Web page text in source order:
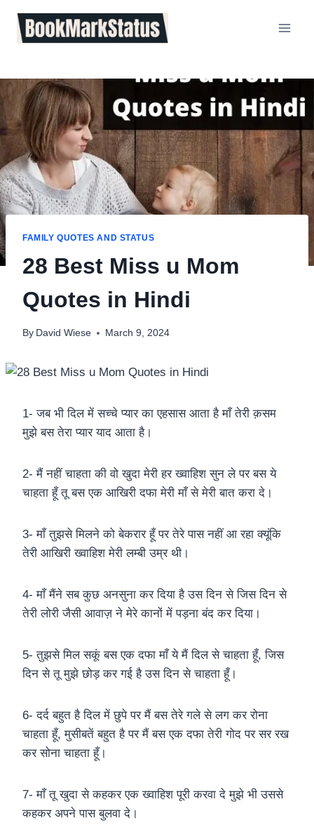
content
FAMILY QUOTES AND STATUS
28 Best Miss u Mom
Quotes in Hindi
By David Wiese March 9, 2024
1- जब भी दिल में सच्चे प्यार का एहसास आता है माँ तेरी क़सम
मुझे बस तेरा प्यार याद आता है।
2- मैं नहीं चाहता की वो खुदा मेरी हर ख्वाहिश सुन ले पर बस ये
चाहता हूँ तू बस एक आखिरी दफा मेरी माँ से मेरी बात करा दे।
3- माँ तुझसे मिलने को बेकरार हूँ पर तेरे पास नहीं आ रहा क्यूंकि
तेरी आखिरी ख्वाहिश मेरी लम्बी उम्र थी।
4- माँ मैंने सब कुछ अनसुना कर दिया है उस दिन से जिस दिन से
तेरी लोरी जैसी आवाज़ ने मेरे कानों में पड़ना बंद कर दिया।
5- तुझसे मिल सकूं बस एक दफा माँ ये मैं दिल से चाहता हूँ, जिस
दिन से तू मुझे छोड़ कर गई है उस दिन से चाहता हूँ।
6- दर्द बहुत है दिल में छुपे पर मैं बस तेरे गले से लग कर रोना
चाहता हूँ, मुसीबतें बहुत है पर मैं बस एक दफा तेरी गोद पर सर रख
कर सोना चाहता हूँ।
7- माँ तू खुदा से कहकर एक ख्वाहिश पूरी करवा दे मुझे भी उससे
कहकर अपने पास बुलवा दे।